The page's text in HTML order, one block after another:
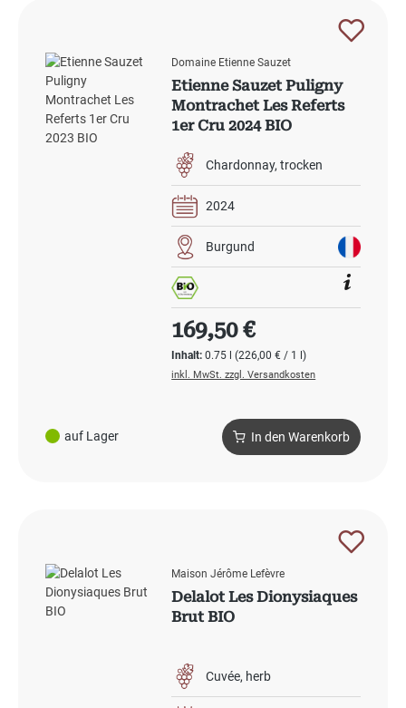
auf Lager
Domaine Etienne Sauzet
Etienne Sauzet Puligny
Montrachet Les Referts
1er Cru 2024 BIO
Chardonnay trocken
2024
Burgund
Inhalt:0.75 l(226,00 € / 1 l)
Regulärer Preis:
169,50 €
inkl. MwSt. zzgl. Versandkosten
In den Warenkorb
Maison Jérôme Lefèvre
Delalot Les Dionysiaques
Brut BIO
Cuvée herb